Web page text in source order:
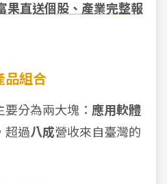
果直送個股、產業完整報
品組合
分為兩大塊： 應用軟體
超過八成營收來自臺灣的